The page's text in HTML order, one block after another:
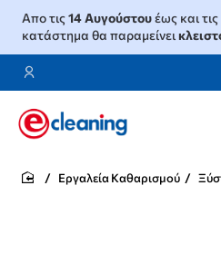
Απο τις14 Αυγούστουέως και τις
κατάστημα θα παραμείνει
Εργαλεία Καθαρισμού